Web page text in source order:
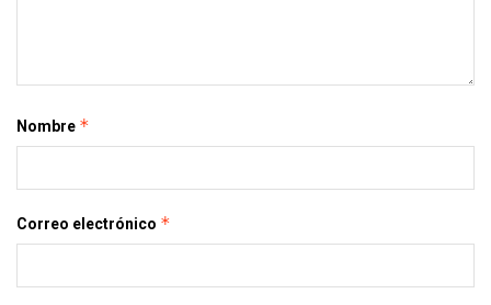
Nombre *
Correo electrónico *